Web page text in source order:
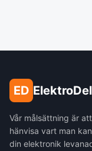
ED ElektroDel
Vår målsättning är
hänvisa vart man
din elektronik